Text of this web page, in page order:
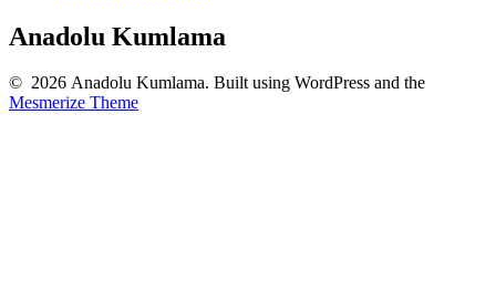
Anadolu Kumlama
© 2026 Anadolu Kumlama. Built using WordPress and the
Mesmerize Theme